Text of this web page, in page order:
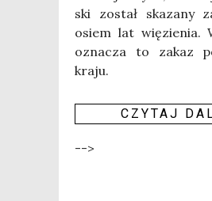
ski został ska­za­ny
osiem lat wię­zie­nia.
ozna­cza to zakaz
kra­ju.
CZY­TAJ
-->